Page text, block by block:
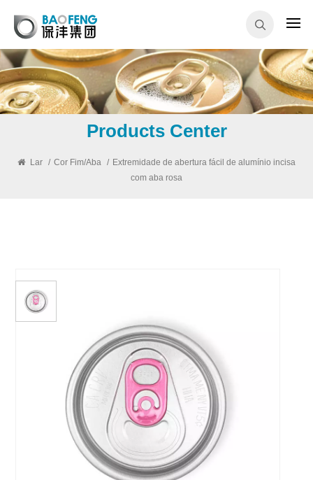
Products Center
Lar / Cor Fim/Aba / Extremidade de abertura fácil de alumínio incisa
com aba rosa
Extremidade De Abertura Fácil
De Alumínio Incisa Com Aba
A aba colorida faz com que sua lata de bebida pareça
diferente. A Baofeng oferece uma grande variedade
de opções para atender às suas diversas demandas.